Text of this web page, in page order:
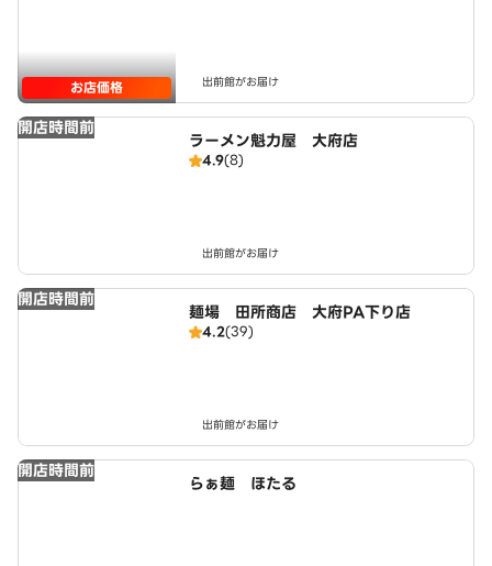
お店価格 出前館がお届け
開店時間前
ラーメン魁力屋 大府店
4.9(8)
出前館がお届け
開店時間前
麺場 田所商店 大府PA下り店
4.2(39)
出前館がお届け
開店時間前
らぁ麺 ほたる